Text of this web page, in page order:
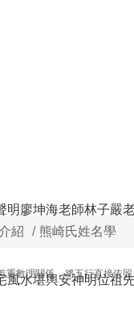
明 廖坤海老師林子嚴
風水堪輿安神明位祖
紹 熊崎氏姓名學
重數理關係，將五行直接依